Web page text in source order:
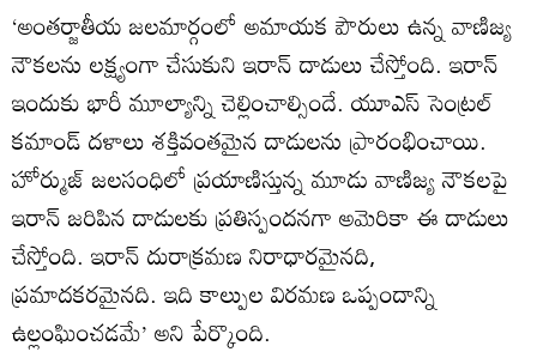
‘అంతర్జాతీయ జలమార్గంలో అమాయక పౌరులు ఉన్న వాణిజ్య
నౌకలను లక్ష్యంగా చేసుకుని ఇరాన్ దాడులు చేస్తోంది. ఇరాన్‌
ఇందుకు భారీ మూల్యాన్ని చెల్లించాల్సిందే. యూఎస్ సెంట్రల్
కమాండ్ దళాలు శక్తివంతమైన దాడులను ప్రారంభించాయి.
హోర్ముజ్ జలసంధిలో ప్రయాణిస్తున్న మూడు వాణిజ్య నౌకలపై
ఇరాన్ జరిపిన దాడులకు ప్రతిస్పందనగా అమెరికా ఈ దాడులు
చేస్తోంది. ఇరాన్ దురాక్రమణ నిరాధారమైనది,
ప్రమాదకరమైనది. ఇది కాల్పుల విరమణ ఒప్పందాన్ని
ఉల్లంఘించడమే’ అని పేర్కొంది.